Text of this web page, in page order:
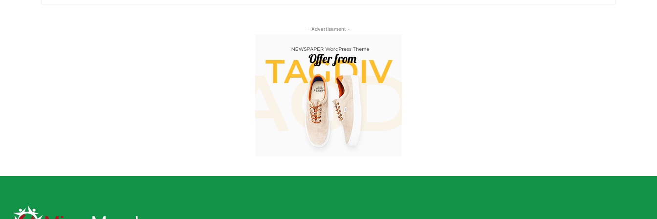
- Advertisement -